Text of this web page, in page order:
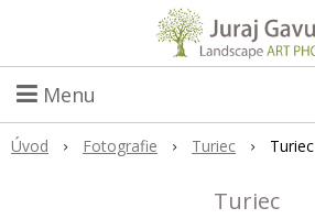
Menu
Úvod Fotografie Turiec Turiec
Turiec